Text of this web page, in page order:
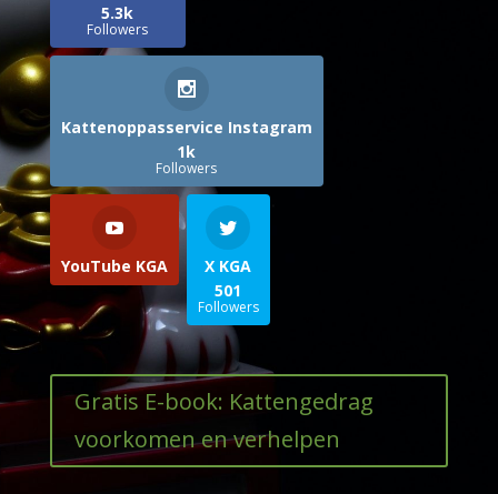
5.3k
Followers
Kattenoppasservice Instagram
1k
Followers
YouTube KGA
X KGA
501
Followers
Gratis E-book: Kattengedrag
voorkomen en verhelpen